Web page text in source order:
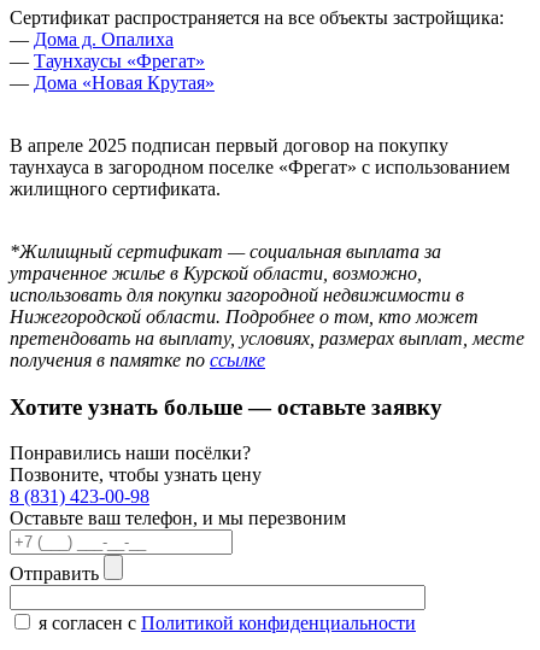
Сертификат распространяется на все объекты застройщика:
— Дома д. Опалиха
— Таунхаусы «Фрегат»
— Дома «Новая Крутая»
В апреле 2025 подписан первый договор на покупку
таунхауса в загородном поселке «Фрегат» с использованием
жилищного сертификата.
*Жилищный сертификат — социальная выплата за
утраченное жилье в Курской области, возможно,
использовать для покупки загородной недвижимости в
Нижегородской области. Подробнее о том, кто может
претендовать на выплату, условиях, размерах выплат, месте
получения в памятке по ссылке
Хотите узнать больше —оставьте заявку
Понравились наши посёлки?
Позвоните, чтобы узнать цену
8 (831) 423-00-98
Оставьте ваш телефон, и мы перезвоним
Отправить
я согласен с Политикой конфиденциальности